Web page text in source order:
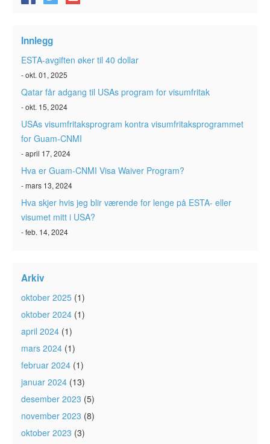
Visa waiver-programmet
ESTA Artikler
Kontakt
Innlegg
ESTA-avgiften øker til 40 dollar
- okt. 01, 2025
Qatar får adgang til USAs program for visumfritak
- okt. 15, 2024
USAs visumfritaksprogram kontra visumfritaksprogrammet
for Guam-CNMI
- april 17, 2024
Hva er Guam-CNMI Visa Waiver Program?
- mars 13, 2024
Hva skjer hvis jeg blir værende for lenge på ESTA- eller
visumet mitt i USA?
- feb. 14, 2024
Arkiv
oktober 2025 (1)
oktober 2024 (1)
april 2024 (1)
mars 2024 (1)
februar 2024 (1)
januar 2024 (13)
desember 2023 (5)
november 2023 (8)
oktober 2023 (3)